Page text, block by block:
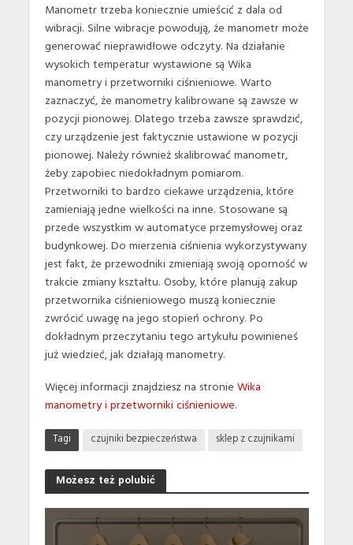
Manometr trzeba koniecznie umieścić z dala od
wibracji. Silne wibracje powodują, że manometr może
generować nieprawidłowe odczyty. Na działanie
wysokich temperatur wystawione są Wika
manometry i przetworniki ciśnieniowe. Warto
zaznaczyć, że manometry kalibrowane są zawsze w
pozycji pionowej. Dlatego trzeba zawsze sprawdzić,
czy urządzenie jest faktycznie ustawione w pozycji
pionowej. Należy również skalibrować manometr,
żeby zapobiec niedokładnym pomiarom.
Przetworniki to bardzo ciekawe urządzenia, które
zamieniają jedne wielkości na inne. Stosowane są
przede wszystkim w automatyce przemysłowej oraz
budynkowej. Do mierzenia ciśnienia wykorzystywany
jest fakt, że przewodniki zmieniają swoją oporność w
trakcie zmiany kształtu. Osoby, które planują zakup
przetwornika ciśnieniowego muszą koniecznie
zwrócić uwagę na jego stopień ochrony. Po
dokładnym przeczytaniu tego artykułu powinieneś
już wiedzieć, jak działają manometry.
Więcej informacji znajdziesz na stronie Wika
manometry i przetworniki ciśnieniowe.
Tagi czujniki bezpieczeństwa sklep z czujnikami
Możesz też polubić